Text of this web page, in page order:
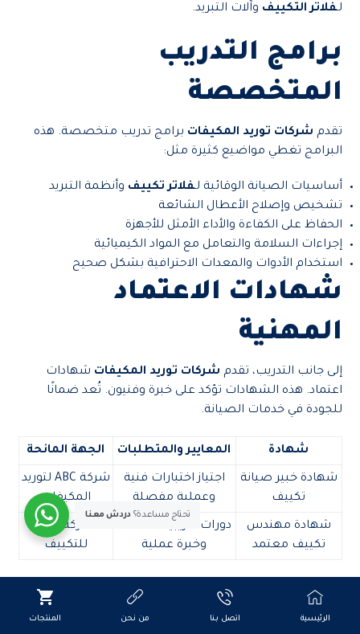
لـفلاتر التكييف وآلات التبريد.
برامج التدريب
المتخصصة
تقدم شركات توريد المكيفات برامج تدريب متخصصة. هذه
البرامج تغطي مواضيع كثيرة مثل:
أساسيات الصيانة الوقائية لـفلاتر تكييف وأنظمة التبريد
تشخيص وإصلاح الأعطال الشائعة
الحفاظ على الكفاءة والأداء الأمثل للأجهزة
إجراءات السلامة والتعامل مع المواد الكيميائية
استخدام الأدوات والمعدات الاحترافية بشكل صحيح
شهادات الاعتماد
المهنية
إلى جانب التدريب، تقدم شركات توريد المكيفات شهادات
اعتماد. هذه الشهادات تؤكد على خبرة وفنيون. تُعد ضمانًا
للجودة في خدمات الصيانة.
شهادة المعايير والمتطلبات الجهة المانحة
شهادة خبير صيانة
تكييف
اجتياز اختبارات فنية
وعملية مفصلة
شركة ABC لتوريد
المكيفات
شهادة مهندس
تكييف معتمد
دورات تدريبية متقدمة
وخبرة عملية
شركة XYZ
للتكييف
باستثمار الوقت والجهد في تدريب فنيي الصيانة، تضمن
الشركات خدمات عالية الجودة. هذا الاستثمار يعود بالفائدة
الرئيسية اتصل بنا من نحن المنتجات
تحتاج مساعدة؟ دردش معنا